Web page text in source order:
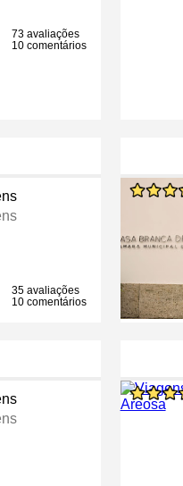
73 avaliações
10 comentários
35 avaliações
10 comentários